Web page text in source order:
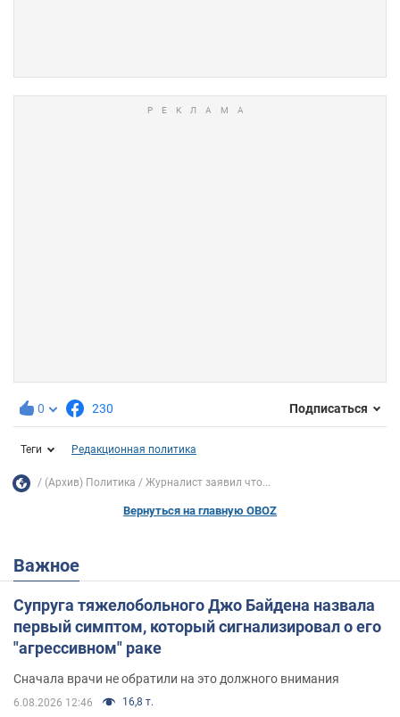
0 230 Подписаться
Теги Редакционная политика
(Архив) Политика Журналист заявил что...
Вернуться на главную OBOZ
Важное
Супруга тяжелобольного Джо Байдена назвала
первый симптом, который сигнализировал о его
"агрессивном" раке
Сначала врачи не обратили на это должного внимания
6.08.2026 12:46 16,8 т.